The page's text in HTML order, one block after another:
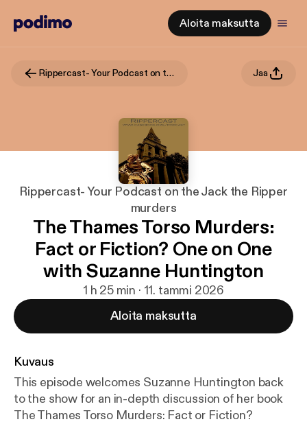
Aloita maksutta
Rippercast- Your Podcast on the Jack the Ripper murders Jaa
Rippercast- Your Podcast on the Jack the Ripper
murders
The Thames Torso Murders:
Fact or Fiction? One on One
with Suzanne Huntington
1 h 25 min · 11. tammi 2026
Aloita maksutta
Kuvaus
This episode welcomes Suzanne Huntington back
to the show for an in-depth discussion of her book
The Thames Torso Murders: Fact or Fiction?